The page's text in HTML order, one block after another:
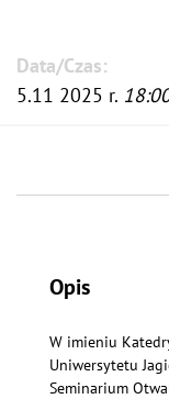
Data/Czas:
5.11 2025 r.
Opis
W imieniu
Uniwersytetu
Seminarium